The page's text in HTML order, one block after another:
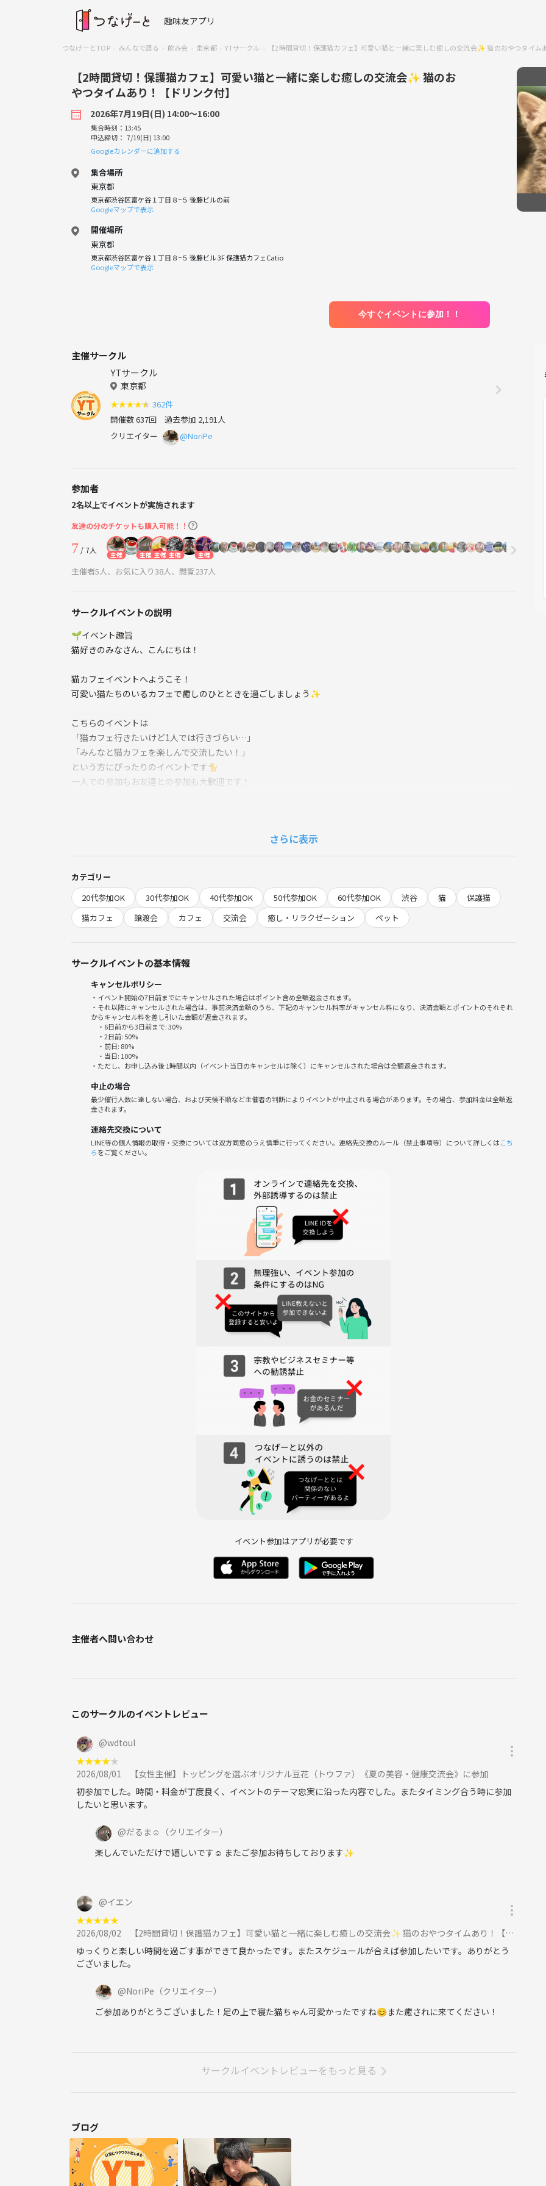
趣味友アプリ
つなげーとTOP みんなで語る 飲み会 東京都 YTサークル 【2時間貸切！保護猫カフェ】可愛い猫と一緒に楽しむ癒しの交流会✨ 猫のおやつタイ
【2時間貸切！保護猫カフェ】可愛い猫と一緒に楽しむ癒しの交流会✨ 猫のお
やつタイムあり！【ドリンク付】
2026年7月19日(日) 14:00〜16:00
集合時刻：13:45
申込締切： 7/19(日) 13:00
Googleカレンダーに追加する
集合場所
東京都
東京都渋谷区富ケ谷１丁目８−５ 後藤ビルの前
Googleマップで表示
開催場所
東京都
東京都渋谷区富ケ谷１丁目８−５ 後藤ビル 3F 保護猫カフェCatio
Googleマップで表示
今すぐイベントに参加！！
主催サークル
YTサークル
東京都
★★★★★ 362件
開催数 637回 過去参加 2,191人
クリエイター
@NoriPe
参加者
2名以上でイベントが実施されます
友達の分のチケットも購入可能！！
7 / 7人 主催 主催 主催 主催 主催
主催者5人、お気に入り38人、閲覧237人
サークルイベントの説明
🌱イベント趣旨
猫好きのみなさん、こんにちは！
猫カフェイベントへようこそ！
可愛い猫たちのいるカフェで癒しのひとときを過ごしましょう✨
こちらのイベントは
「猫カフェ行きたいけど1人では行きづらい…」
「みんなと猫カフェを楽しんで交流したい！」
という方にぴったりのイベントです🐈
一人での参加もお友達との参加も大歓迎です！
さらに！猫を飼いたい方はこちらの保護猫を引き取る事が出来ます！
ぜひ猫たちとの癒しの時間を楽しみましょう！
皆様のご参加を心からお待ちしています！
●お店について
・譲渡型の保護猫カフェ
・ペットボトルドリンク1本 ＆ 猫のおやつ付き
・清潔な空間で人懐こい猫と交流できる
●当日の流れ
「集まる場所」に集合後、受付を済ませて
先に参加者様同士で歓談を始めてください😊
・入店：14時00分～
・イベント説明と自己紹介：14時10分～
・猫のおやつタイム：14時40分～
・イベント終了：16時00分
※飲み物は蓋付きのものをご持参するようお願いいたします！
※裸足でお店に入れないため、靴下をお持ちください🧦
※発熱等体調不良のある方はご利用をお控えください
※お怪我をされた場合、衣類等の汚損については応急処置をお店側でしておりますが、医療費・クリーニング代等は
〒151-0063 東京都渋谷区富ケ谷１丁目８−５
〒151-0063 東京都渋谷区富ケ谷１丁目８−５ 後藤ビル 3F 保護猫カフェCatio
小田急線代々木八幡駅南口より代々木公園方向に徒歩４分
ぜひ猫たちとの癒しの時間を楽しみましょう！
●猫ちゃんとのふれあいでご注意していただきたい事
・猫への暴力行為やいたずら
・匂いの強い香水、柔軟剤を使用しての来店
⚠️禁止事項⚠️
絡先の交換
・営業、ナンパ、喧嘩、セクハラをされる方、第三者から見て不快な行為をする方は、幹事の判断でお帰り、出禁に
させて頂く事がございます。 また、そのような場合の返金は御座いません。
さらに表示
カテゴリー
20代参加OK
30代参加OK 40代参加OK 50代参加OK 60代参加OK 渋谷 猫
保護猫
猫カフェ
譲渡会 カフェ 交流会 癒し・リラクゼーション ペット
サークルイベントの基本情報
キャンセルポリシー
・イベント開始の7日前までにキャンセルされた場合はポイント含め全額返金されます。
・それ以降にキャンセルされた場合は、事前決済金額のうち、下記のキャンセル料率がキャンセル料になり、決済金額とポイントのそれぞれ
からキャンセル料を差し引いた金額が返金されます。
・6日前から3日前まで: 30%
・2日前: 50%
・前日: 80%
・当日: 100%
・ただし、お申し込み後 1時間以内（イベント当日のキャンセルは除く）にキャンセルされた場合は全額返金されます。
中止の場合
最少催行人数に達しない場合、および天候不順など主催者の判断によりイベントが中止される場合があります。その場合、参加料金は全額返
金されます。
連絡先交換について
LINE等の個人情報の取得・交換については双方同意のうえ慎重に行ってください。連絡先交換のルール（禁止事項等）について詳しくはこち
らをご覧ください。
イベント参加はアプリが必要です
主催者へ問い合わせ
このサークルのイベントレビュー
@wdtoul
★★★★★
2026/08/01
【女性主催】トッピングを選ぶオリジナル豆花（トウファ）《夏の美容・健康交流会》に参加
初参加でした。時間・料金が丁度良く、イベントのテーマ忠実に沿った内容でした。またタイミング合う時に参加
したいと思います。
@だるま☺︎ （クリエイター）
楽しんでいただけで嬉しいです☺️ またご参加お待ちしております✨
@イエン
★★★★★
2026/08/02
【2時間貸切！保護猫カフェ】可愛い猫と一緒に楽しむ癒しの交流会✨ 猫のおやつタイムあり！【ドリンク付】に参加
ゆっくりと楽しい時間を過ごす事ができて良かったです。またスケジュールが合えば参加したいです。ありがとう
ございました。
@NoriPe （クリエイター）
ご参加ありがとうございました！足の上で寝た猫ちゃん可愛かったですね😊また癒されに来てください！
サークルイベントレビューをもっと見る
ブログ